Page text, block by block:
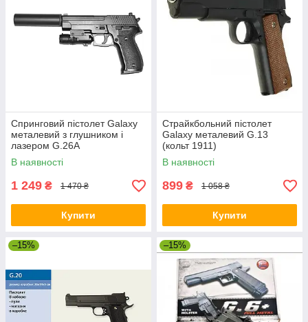
Спринговий пістолет Galaxy
металевий з глушником і
лазером G.26A
В наявності
1 249 ₴ 1 470 ₴
Купити
Страйкбольний пістолет
Galaxy металевий G.13
(кольт 1911)
В наявності
899 ₴ 1 058 ₴
Купити
–15% –15%